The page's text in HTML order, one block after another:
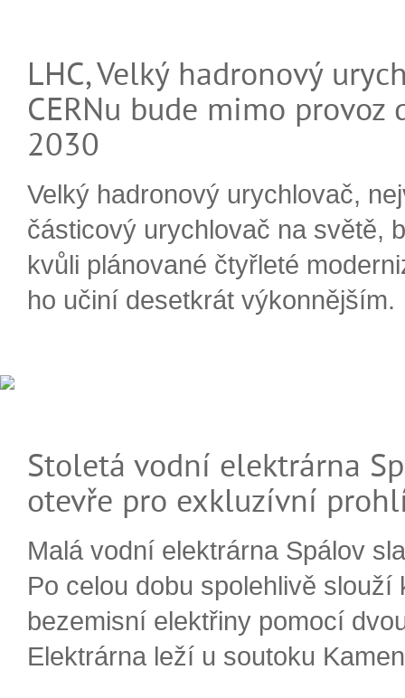
LHC, Velký hadronový
CERNu bude mimo provoz
2030
Velký hadronový urychlovač,
částicový urychlovač na světě,
kvůli plánované čtyřleté
ho učiní desetkrát výkonnějším.
Stoletá vodní elektrárna
otevře pro exkluzívní
Malá vodní elektrárna Spálov
Po celou dobu spolehlivě slouží
bezemisní elektřiny pomocí
Elektrárna leží u soutoku